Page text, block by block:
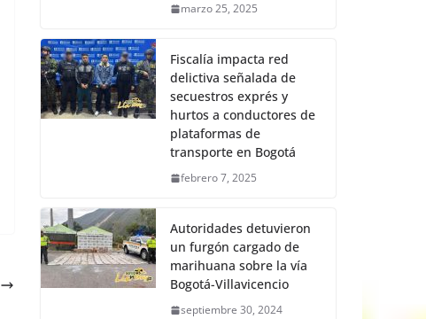
marzo 25, 2025
Fiscalía impacta red
delictiva señalada de
secuestros exprés y
hurtos a conductores de
plataformas de
transporte en Bogotá
febrero 7, 2025
Autoridades detuvieron
un furgón cargado de
marihuana sobre la vía
Bogotá-Villavicencio
septiembre 30, 2024